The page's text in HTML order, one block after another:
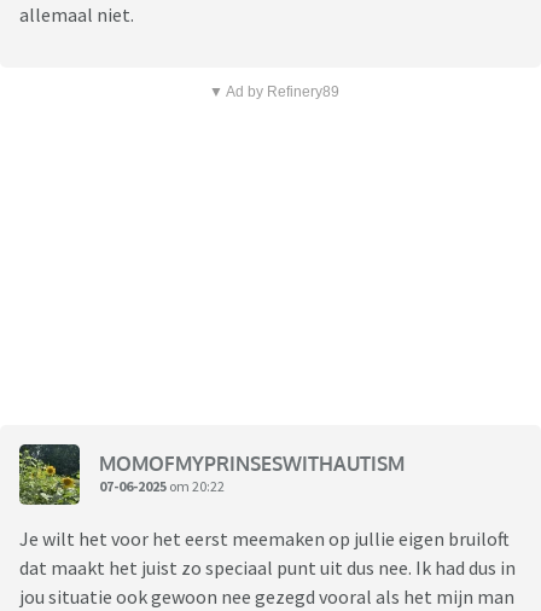
allemaal niet.
▼ Ad by Refinery89
MOMOFMYPRINSESWITHAUTISM
07-06-2025 om 20:22
Je wilt het voor het eerst meemaken op jullie eigen bruiloft
dat maakt het juist zo speciaal punt uit dus nee. Ik had dus in
jou situatie ook gewoon nee gezegd vooral als het mijn man